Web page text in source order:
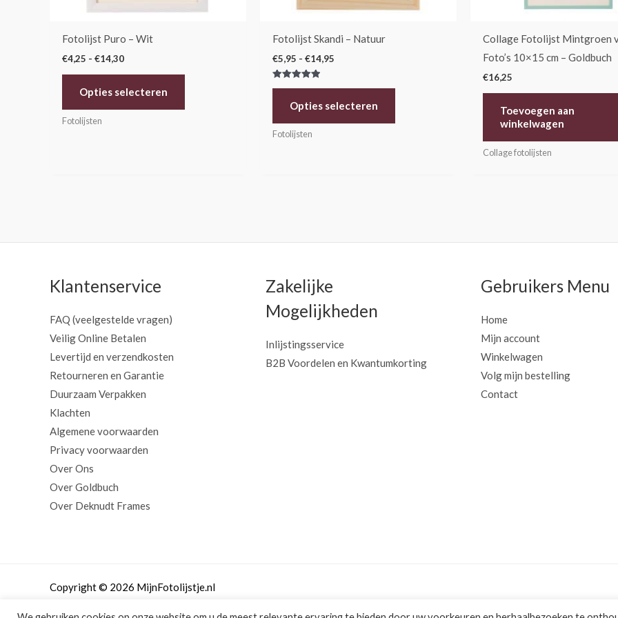
Fotolijst Puro – Wit
€4,25 - €14,30
Opties selecteren
Fotolijsten
Fotolijst Skandi – Natuur
€5,95 - €14,95
Gewaardeerd
Opties selecteren
Fotolijsten
Collage Fotolijst Mintgroen
Foto’s 10×15 cm – Goldbuch
€16,25
Toevoegen aan
winkelwagen
Collage fotolijsten
Klantenservice
FAQ (veelgestelde vragen)
Veilig Online Betalen
Levertijd en verzendkosten
Retourneren en Garantie
Duurzaam Verpakken
Klachten
Algemene voorwaarden
Privacy voorwaarden
Over Ons
Over Goldbuch
Over Deknudt Frames
Zakelijke
Mogelijkheden
Inlijstingsservice
B2B Voordelen en Kwantumkorting
Gebruikers Menu
Home
Mijn account
Winkelwagen
Volg mijn bestelling
Contact
Copyright © 2026 MijnFotolijstje.nl